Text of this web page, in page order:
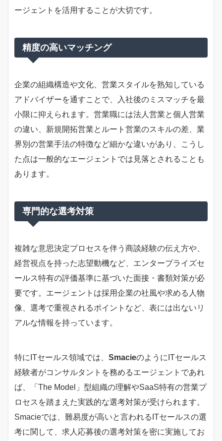
ージェントを活用することが大切です。
精度の高いマッチング
企業の組織構造や文化、営業スタイルを熟知している
アドバイザーを通すことで、入社後のミスマッチを最
小限に抑えられます。営業職には法人営業と個人営業
の違い、新規開拓営業とルート営業のスキルの差、業
界別の営業手法の特徴など細かな違いがあり、こうし
た点は一般的なエージェントでは見落とされることも
あります。
専門的な選考対策
複雑な意思決定プロセスを伴う商談経験の伝え方や、
経営視点を持った志望動機など、エンタープライズセ
ールス特有の評価基準に基づいた面接・書類対策が必
要です。エージェントは採用企業の社風や求める人物
像、選考で重視されるポイントなど、表には出ないリ
アルな情報を持っています。
特にITセールス領域では、 SmacieのようにITセールス
経験者がコンサルタントを務めるエージェントであれ
ば、「The Model」型組織の理解やSaaS特有の営業プ
ロセスを踏まえた実践的な選考対策が受けられます。
Smacieでは、難易度が高いと言われるITセールスの選
考に関して、求人応募後の選考対策を密に実施してお